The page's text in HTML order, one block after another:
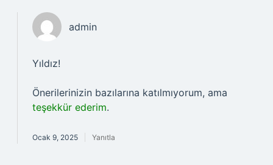
admin
Yıldız!
Önerilerinizin bazılarına katılmıyorum, ama
teşekkür ederim.
Ocak 9, 2025 Yanıtla